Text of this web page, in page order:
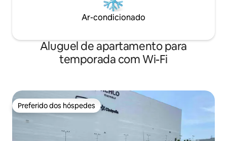
Ar-condicionado
Aluguel de apartamento para
temporada com Wi-Fi
Preferido dos hóspedes
Preferido dos hóspedes